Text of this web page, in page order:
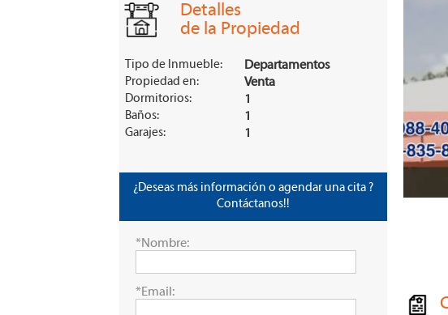
Detalles
de la Propiedad
Tipo de Inmueble: Departamentos
Propiedad en: Venta
Dormitorios: 1
Baños: 1
Garajes: 1
¿Deseas más información o agendar una cita ?
Contáctanos!!
*Nombre:
*Email: